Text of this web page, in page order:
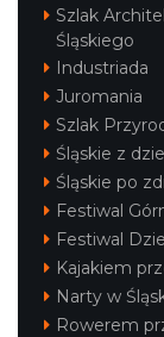
Szlak
Śląskiego
Industriada
Juromania
Szlak
Śląskie z
Śląskie po
Festiwal
Festiwal
Kajakiem
Narty w
Rowerem